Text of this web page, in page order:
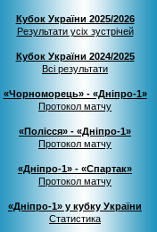
Кубок України 2025/2026
Результати усіх зустрічей
Кубок України 2024/2025
Всі результати
«Чорноморець» - «Дніпро-1»
Протокол матчу
«Полісся» - «Дніпро-1»
Протокол матчу
«Дніпро-1» - «Спартак»
Протокол матчу
«Дніпро-1» у кубку України
Статистика